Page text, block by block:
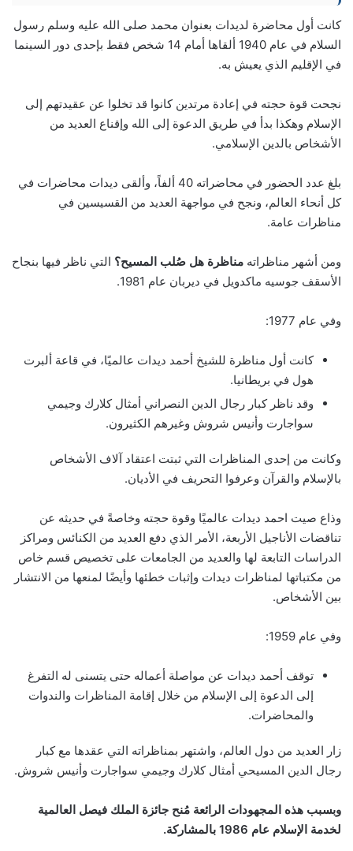
كانت أول محاضرة لديدات بعنوان محمد صلى الله عليه وسلم رسول
السلام في عام 1940 ألقاها أمام 14 شخص فقط بإحدى دور السينما
في الإقليم الذي يعيش به.
نجحت قوة حجته في إعادة مرتدين كانوا قد تخلوا عن عقيدتهم إلى
الإسلام وهكذا بدأ في طريق الدعوة إلى الله وإقناع العديد من
الأشخاص بالدين الإسلامي.
بلغ عدد الحضور في محاضراته 40 ألفاً، وألقى ديدات محاضرات في
كل أنحاء العالم، ونجح في مواجهة العديد من القسيسين في
مناظرات عامة.
ومن أشهر مناظراته مناظرة هل صُلب المسيح؟ التي ناظر فيها بنجاح
الأسقف جوسيه ماكدويل في ديربان عام 1981.
وفي عام 1977:
كانت أول مناظرة للشيخ أحمد ديدات عالميًا، في قاعة ألبرت
هول في بريطانيا.
وقد ناظر كبار رجال الدين النصراني أمثال كلارك وجيمي
سواجارت وأنيس شروش وغيرهم الكثيرون.
وكانت من إحدى المناظرات التي ثبتت اعتقاد آلاف الأشخاص
بالإسلام والقرآن وعرفوا التحريف في الأديان.
وذاع صيت احمد ديدات عالميًا وقوة حجته وخاصةً في حديثه عن
تناقضات الأناجيل الأربعة، الأمر الذي دفع العديد من الكنائس ومراكز
الدراسات التابعة لها والعديد من الجامعات على تخصيص قسم خاص
من مكتباتها لمناظرات ديدات وإثبات خطئها وأيضًا لمنعها من الانتشار
بين الأشخاص.
وفي عام 1959:
توقف أحمد ديدات عن مواصلة أعماله حتى يتسنى له التفرغ
إلى الدعوة إلى الإسلام من خلال إقامة المناظرات والندوات
والمحاضرات.
زار العديد من دول العالم، واشتهر بمناظراته التي عقدها مع كبار
رجال الدين المسيحي أمثال كلارك وجيمي سواجارت وأنيس شروش.
وبسبب هذه المجهودات الرائعة مُنح جائزة الملك فيصل العالمية
لخدمة الإسلام عام 1986 بالمشاركة.